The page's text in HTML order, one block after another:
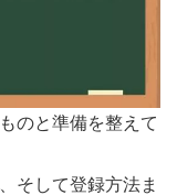
のと準備を整えて
そして登録方法ま